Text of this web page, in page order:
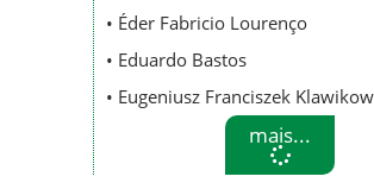
• Éder Fabricio Lourenço
• Eduardo Bastos
• Eugeniusz Franciszek
mais...